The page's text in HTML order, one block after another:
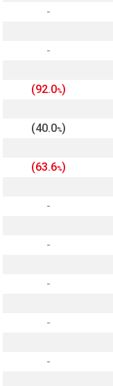
-
-
(92.0%)
(40.0%)
(63.6%)
-
-
-
-
-